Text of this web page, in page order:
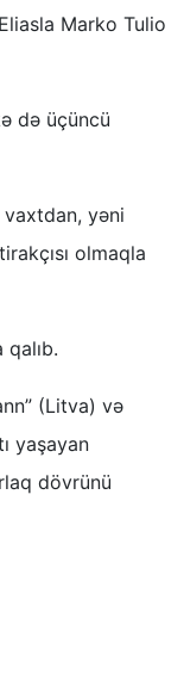
Marko Tulio
də üçüncü
yəni
olmaqla
(Litva) və
yaşayan
dövrünü